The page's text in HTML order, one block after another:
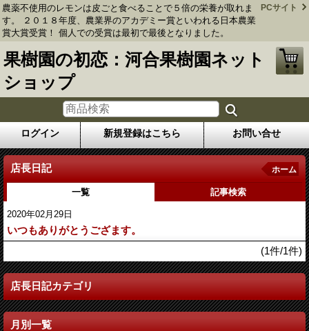
農薬不使用のレモンは皮ごと食べることで５倍の栄養が取れま
す。 ２０１８年度、農業界のアカデミー賞といわれる日本農業
賞大賞受賞！ 個人での受賞は最初で最後となりました。
PCサイト
果樹園の初恋：河合果樹園ネット
ショップ
ログイン 新規登録はこちら お問い合せ
店長日記 ホーム
一覧 記事検索
2020年02月29日
いつもありがとうござます。
(1件/1件)
店長日記カテゴリ
月別一覧